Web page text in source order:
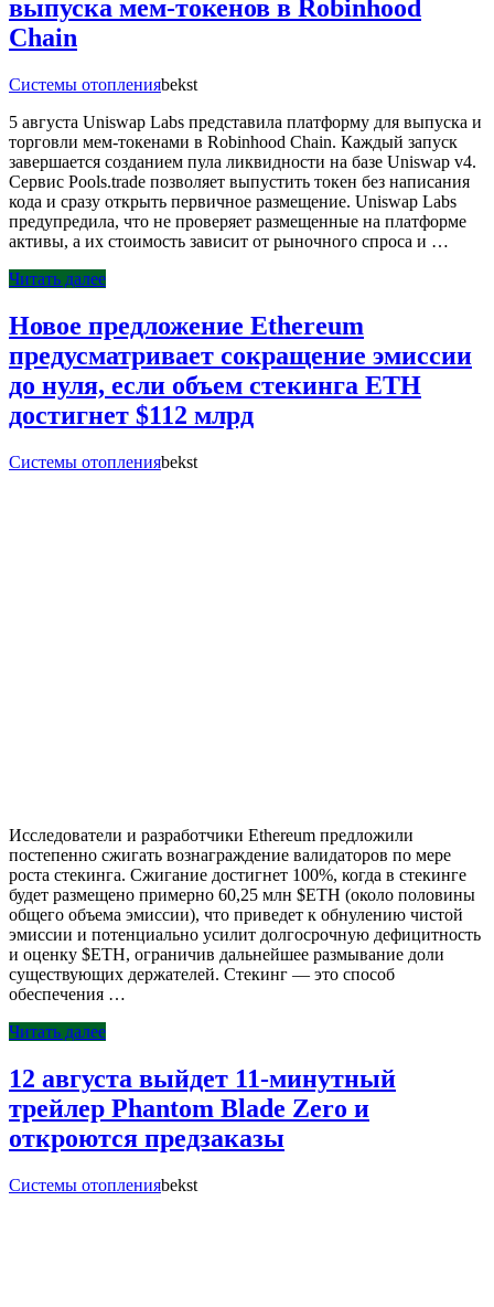
выпуска мем-токенов в Robinhood
Chain
Системы отопленияbekst
5 августа Uniswap Labs представила платформу для выпуска и
торговли мем-токенами в Robinhood Chain. Каждый запуск
завершается созданием пула ликвидности на базе Uniswap v4.
Сервис Pools.trade позволяет выпустить токен без написания
кода и сразу открыть первичное размещение. Uniswap Labs
предупредила, что не проверяет размещенные на платформе
активы, а их стоимость зависит от рыночного спроса и …
Читать далее
Новое предложение Ethereum
предусматривает сокращение эмиссии
до нуля, если объем стекинга ETH
достигнет $112 млрд
Системы отопленияbekst
Исследователи и разработчики Ethereum предложили
постепенно сжигать вознаграждение валидаторов по мере
роста стекинга. Сжигание достигнет 100%, когда в стекинге
будет размещено примерно 60,25 млн $ETH (около половины
общего объема эмиссии), что приведет к обнулению чистой
эмиссии и потенциально усилит долгосрочную дефицитность
и оценку $ETH, ограничив дальнейшее размывание доли
существующих держателей. Стекинг — это способ
обеспечения …
Читать далее
12 августа выйдет 11-минутный
трейлер Phantom Blade Zero и
откроются предзаказы
Системы отопленияbekst